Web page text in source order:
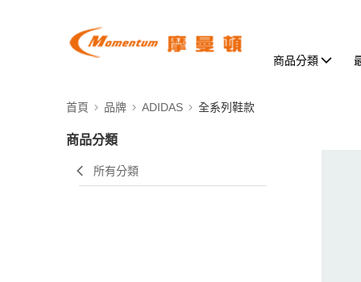
商品分類
首頁 品牌 ADIDAS 全系列鞋款
商品分類
所有分類